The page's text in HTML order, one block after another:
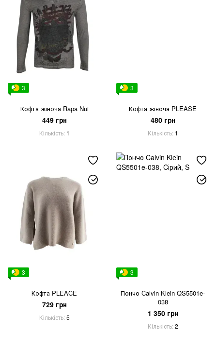
3
Кофта жіноча Rapa Nui
449 грн
Кількість 1
3
Кофта жіноча PLEASE
480 грн
Кількість 1
3
Кофта PLEACE
729 грн
Кількість 5
3
Пончо Calvin Klein QS5501e-
038
1 350 грн
Кількість 2